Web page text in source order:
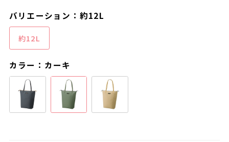
バリエーション：約12L
約12L
カラー：カーキ